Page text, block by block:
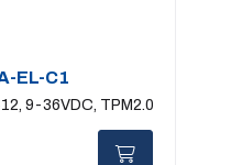
EL-C1
9-36VDC, TPM2.0